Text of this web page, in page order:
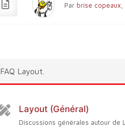
Par brise copeaux,
FAQ Layout.
Layout (Général)
Discussions générales autour de